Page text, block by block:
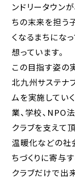
ンドリータウン
ちの末来を担う
くなるまちにな
想っています。
この目指す姿の
北九州サステナ
ムを実施してい
業、学校、NPO
クラブを支えて
温暖化などの社
ちづくりに寄与
クラブだけで出